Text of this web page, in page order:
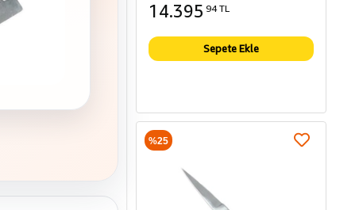
14.395 94 TL
Sepete Ekle
%25